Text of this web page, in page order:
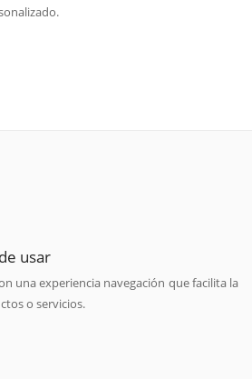
usar
una experiencia navegación que facilita la
o servicios.